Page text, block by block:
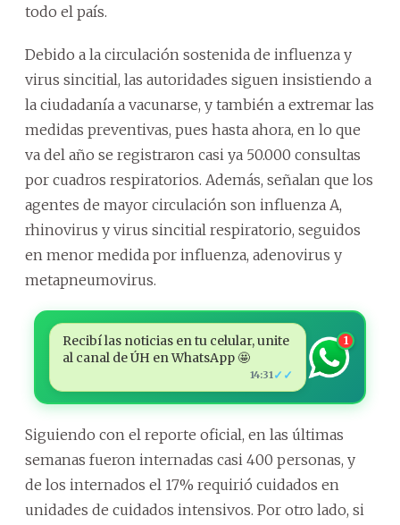
todo el país.
Debido a la circulación sostenida de influenza y
virus sincitial, las autoridades siguen insistiendo a
la ciudadanía a vacunarse, y también a extremar las
medidas preventivas, pues hasta ahora, en lo que
va del año se registraron casi ya 50.000 consultas
por cuadros respiratorios. Además, señalan que los
agentes de mayor circulación son influenza A,
rhinovirus y virus sincitial respiratorio, seguidos
en menor medida por influenza, adenovirus y
metapneumovirus.
Recibí las noticias en tu celular, unite
al canal de ÚH en WhatsApp 🤩
14:31✓✓
1
Siguiendo con el reporte oficial, en las últimas
semanas fueron internadas casi 400 personas, y
de los internados el 17% requirió cuidados en
unidades de cuidados intensivos. Por otro lado, si